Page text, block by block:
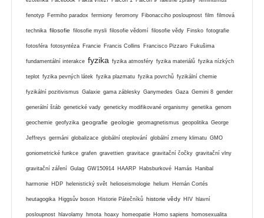
fenotyp Fermiho paradox fermiony feromony Fibonacciho posloupnost film filmová
technika filosofie filosofie mysli filosofie vědomí filosofie vědy Finsko fotografie
fotosféra fotosyntéza Francie Francis Collins Francisco Pizzaro Fukušima
fundamentální interakce fyzika fyzika atmosféry fyzika materiálů fyzika nízkých
teplot fyzika pevných látek fyzika plazmatu fyzika povrchů fyzikální chemie
fyzikální pozitivismus Galaxie gama záblesky Ganymedes Gaza Gemini 8 gender
generální štáb genetické vady geneticky modifikované organismy genetika genom
geochemie geofyzika geografie geologie geomagnetismus geopolitika George
Jeffreys germáni globalizace globální oteplování globální zmeny klimatu GMO
goniometrické funkce grafen gravettien gravitace gravitační čočky gravitační vlny
gravitační záření Gulag GW150914 HAARP Habsburkové Hamás Hanibal
harmonie HDP helenistický svět helioseismologie helium Hernán Cortés
heutagogika Higgsův boson Historie Pátečníků historie vědy HIV hlavní
posloupnost hlavolamy hmota hoaxy homeopatie Homo sapiens homosexualita